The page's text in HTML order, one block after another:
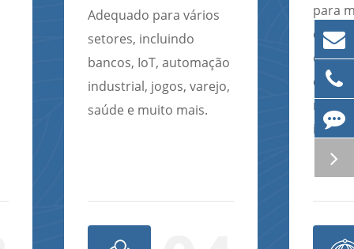
Adequado para vários
setores, incluindo
bancos, IoT, automação
industrial, jogos, varejo,
saúde e muito mais.
para